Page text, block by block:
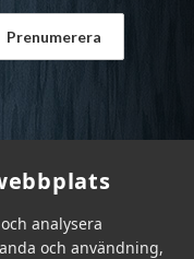
analysera
och användning,